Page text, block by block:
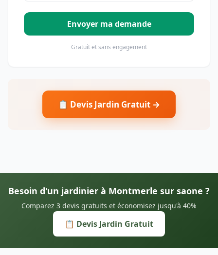
Envoyer ma demande
Gratuit et sans engagement
📋 Devis Jardin Gratuit →
Besoin d'un jardinier à Montmerle sur saone ?
Comparez 3 devis gratuits et économisez jusqu'à 40%
📋 Devis Jardin Gratuit